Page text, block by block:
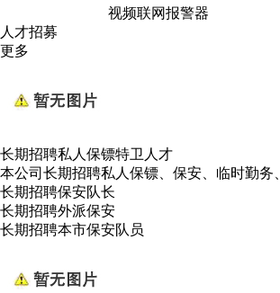
视频联网报警器
人才招募
更多
长期招聘私人保镖特卫人才
本公司长期招聘私人保镖、保安、临时勤务
长期招聘保安队长
长期招聘外派保安
长期招聘本市保安队员